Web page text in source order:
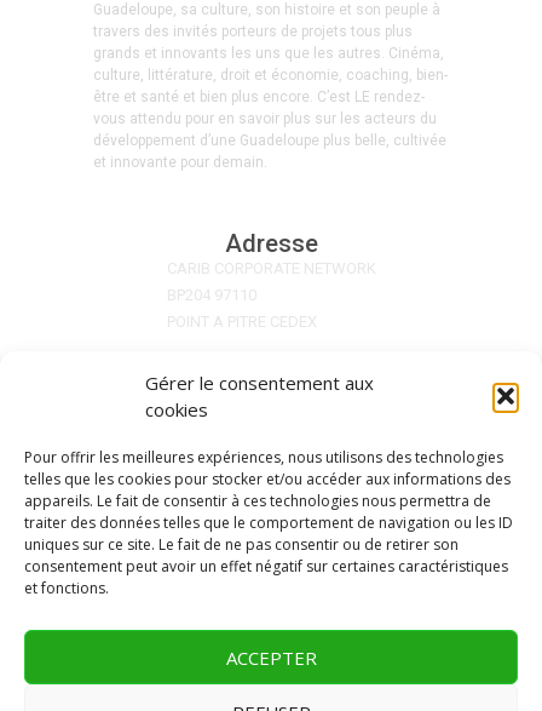
Gérer le consentement aux
cookies
Pour offrir les meilleures expériences, nous utilisons des technologies
telles que les cookies pour stocker et/ou accéder aux informations des
appareils. Le fait de consentir à ces technologies nous permettra de
traiter des données telles que le comportement de navigation ou les ID
uniques sur ce site. Le fait de ne pas consentir ou de retirer son
consentement peut avoir un effet négatif sur certaines caractéristiques
et fonctions.
ACCEPTER
Guadeloupe, sa culture, son histoire et son peuple à
travers des invités porteurs de projets tous plus
grands et innovants les uns que les autres. Cinéma,
culture, littérature, droit et économie, coaching, bien-
être et santé et bien plus encore. C’est LE rendez-
vous attendu pour en savoir plus sur les acteurs du
développement d’une Guadeloupe plus belle, cultivée
et innovante pour demain.
Adresse
CARIB CORPORATE NETWORK
BP204 97110
POINT A PITRE CEDEX
Nos Réseaux